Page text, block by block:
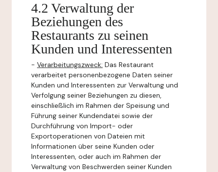
4.2 Verwaltung der
Beziehungen des
Restaurants zu seinen
Kunden und Interessenten
- Verarbeitungszweck: Das Restaurant
verarbeitet personenbezogene Daten seiner
Kunden und Interessenten zur Verwaltung und
Verfolgung seiner Beziehungen zu diesen,
einschließlich im Rahmen der Speisung und
Führung seiner Kundendatei sowie der
Durchführung von Import- oder
Exportoperationen von Dateien mit
Informationen über seine Kunden oder
Interessenten, oder auch im Rahmen der
Verwaltung von Beschwerden seiner Kunden